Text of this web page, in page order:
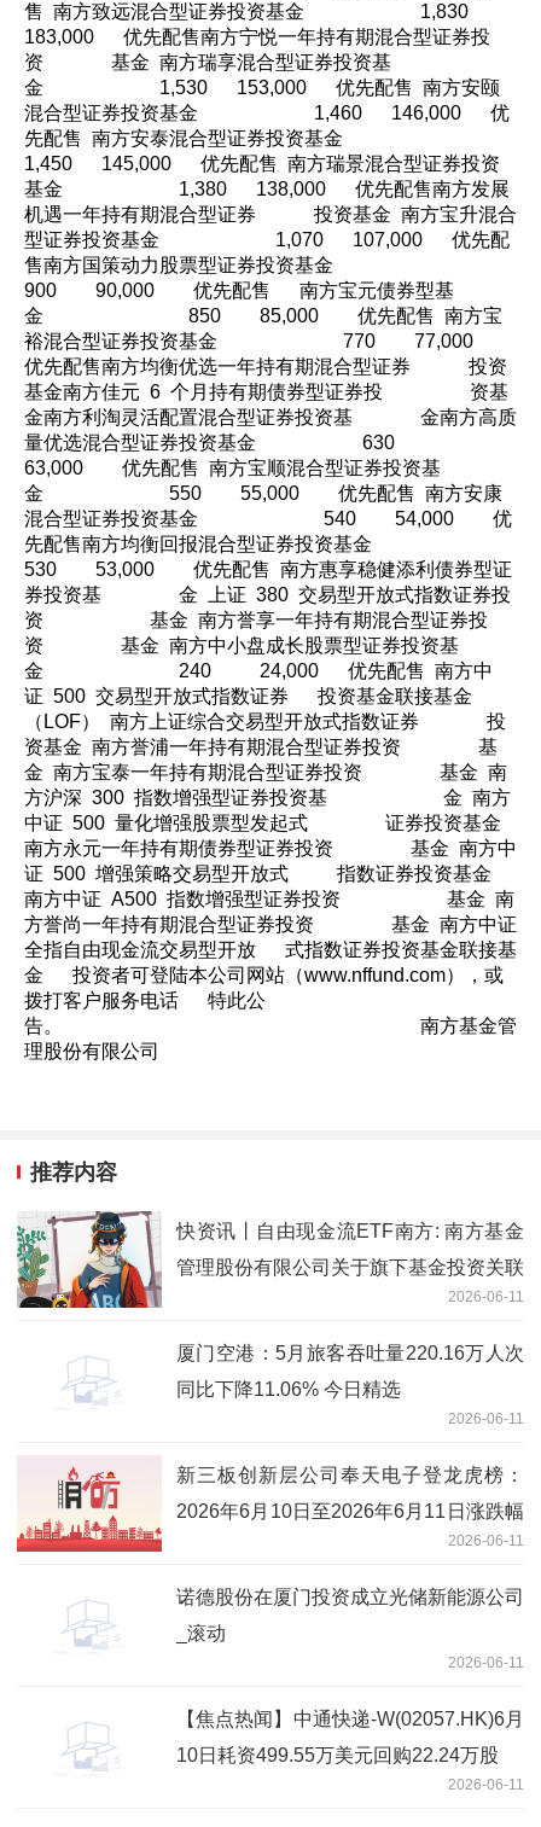
售 南方致远混合型证券投资基金 1,830
183,000 优先配售南方宁悦一年持有期混合型证券投
资 基金 南方瑞享混合型证券投资基
金 1,530 153,000 优先配售 南方安颐
混合型证券投资基金 1,460 146,000 优
先配售 南方安泰混合型证券投资基金
1,450 145,000 优先配售 南方瑞景混合型证券投资
基金 1,380 138,000 优先配售南方发展
机遇一年持有期混合型证券 投资基金 南方宝升混合
型证券投资基金 1,070 107,000 优先配
售南方国策动力股票型证券投资基金
900 90,000 优先配售 南方宝元债券型基
金 850 85,000 优先配售 南方宝
裕混合型证券投资基金 770 77,000
优先配售南方均衡优选一年持有期混合型证券 投资
基金南方佳元 6 个月持有期债券型证券投 资基
金南方利淘灵活配置混合型证券投资基 金南方高质
量优选混合型证券投资基金 630
63,000 优先配售 南方宝顺混合型证券投资基
金 550 55,000 优先配售 南方安康
混合型证券投资基金 540 54,000 优
先配售南方均衡回报混合型证券投资基金
530 53,000 优先配售 南方惠享稳健添利债券型证
券投资基 金 上证 380 交易型开放式指数证券投
资 基金 南方誉享一年持有期混合型证券投
资 基金 南方中小盘成长股票型证券投资基
金 240 24,000 优先配售 南方中
证 500 交易型开放式指数证券 投资基金联接基金
（LOF） 南方上证综合交易型开放式指数证券 投
资基金 南方誉浦一年持有期混合型证券投资 基
金 南方宝泰一年持有期混合型证券投资 基金 南
方沪深 300 指数增强型证券投资基 金 南方
中证 500 量化增强股票型发起式 证券投资基金
南方永元一年持有期债券型证券投资 基金 南方中
证 500 增强策略交易型开放式 指数证券投资基金
南方中证 A500 指数增强型证券投资 基金 南
方誉尚一年持有期混合型证券投资 基金 南方中证
全指自由现金流交易型开放 式指数证券投资基金联接基
金 投资者可登陆本公司网站（www.nffund.com），或
拨打客户服务电话 特此公
告。 南方基金管
理股份有限公司
推荐内容
快资讯丨自由现金流ETF南方: 南方基金
管理股份有限公司关于旗下基金投资关联
方承销可转换公司债券的关联交易公告
2026-06-11
厦门空港：5月旅客吞吐量220.16万人次
同比下降11.06% 今日精选
2026-06-11
新三板创新层公司奉天电子登龙虎榜：
2026年6月10日至2026年6月11日涨跌幅
2026-06-11
诺德股份在厦门投资成立光储新能源公司
_滚动
2026-06-11
【焦点热闻】中通快递-W(02057.HK)6月
10日耗资499.55万美元回购22.24万股
2026-06-11